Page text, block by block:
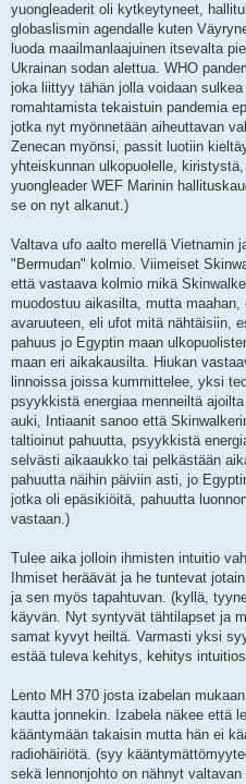
yuongleaderit oli kytkeytyneet,
globaslismin agendalle kuten
luoda maailmanlaajuinen itsevalta
Ukrainan sodan alettua. WHO
joka liittyy tähän jolla voidaan
romahtamista tekaistuin pandemia
jotka nyt myönnetään aiheuttavan
Zenecan myönsi, passit luotiin
yhteiskunnan ulkopuolelle,
yuongleader WEF Marinin
se on nyt alkanut.)
Valtava ufo aalto merellä Vietnamin
"Bermudan" kolmio. Viimeiset
että vastaava kolmio mikä
muodostuu aikasilta, mutta
avaruuteen, eli ufot mitä nähtäisiin,
pahuus jo Egyptin maan
maan eri aikakausilta. Hiukan
linnoissa joissa kummittelee, yksi
psyykkistä energiaa menneiltä
auki, Intiaanit sanoo että
taltioinut pahuutta, psyykkistä
selvästi aikaaukko tai pelkästään
pahuutta näihin päiviin asti, jo
jotka oli epäsikiöitä, pahuutta
vastaan.)
Tulee aika jolloin ihmisten intuitio
Ihmiset heräävät ja he tuntevat
ja sen myös tapahtuvan. (kyllä,
käyvän. Nyt syntyvät tähtilapset ja
samat kyvyt heiltä. Varmasti yksi
estää tuleva kehitys, kehitys
Lento MH 370 josta izabelan
kautta jonnekin. Izabela näkee että
kääntymään takaisin mutta hän ei
radiohäiriötä. (syy
sekä lennonjohto on nähnyt